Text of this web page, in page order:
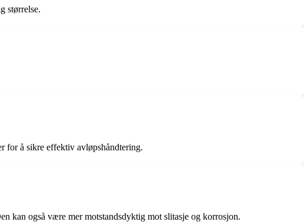
størrelse.
for å sikre effektiv avløpshåndtering.
kan også være mer motstandsdyktig mot slitasje og korrosjon.